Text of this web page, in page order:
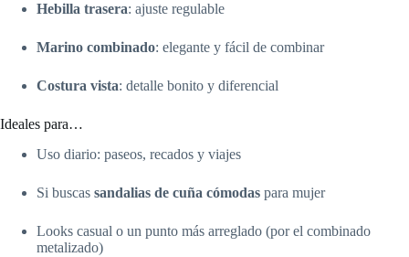
Hebilla trasera: ajuste regulable
Marino combinado: elegante y fácil de combinar
Costura vista: detalle bonito y diferencial
Ideales para…
Uso diario: paseos, recados y viajes
Si buscas sandalias de cuña cómodas para mujer
Looks casual o un punto más arreglado (por el combinado
metalizado)